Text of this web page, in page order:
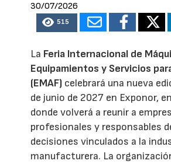
30/07/2026
515
La Feria Internacional de
Equipamientos y Servicios
(EMAF) celebrará una nueva
de junio de 2027 en Exponor,
donde volverá a reunir a
profesionales y responsables
decisiones vinculados a la
manufacturera. La